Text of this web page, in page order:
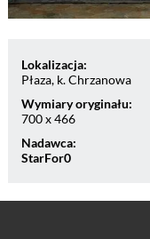
Lokalizacja:
Płaza, k. Chrzanowa
Wymiary oryginału:
700 x 466
Nadawca:
StarFor0